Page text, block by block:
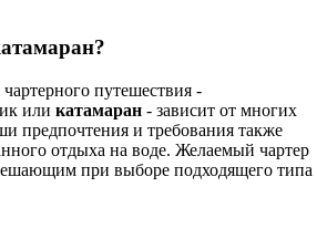
путешествия -
или катамаран - зависит от многих
предпочтения и требования также
отдыха на воде. Желаемый чартер
при выборе подходящего типа